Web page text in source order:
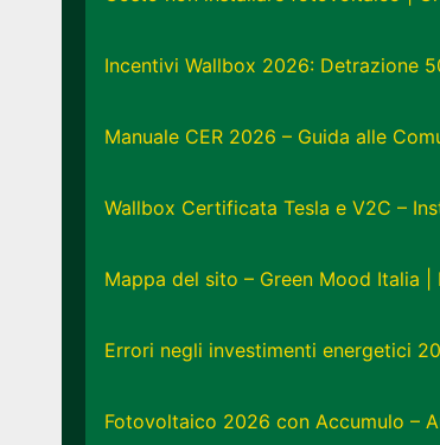
Incentivi Wallbox 2026: Detrazione
Manuale CER 2026 – Guida alle
Wallbox Certificata Tesla e V2C –
Mappa del sito – Green Mood Italia
Errori negli investimenti energetici
Fotovoltaico 2026 con Accumulo –